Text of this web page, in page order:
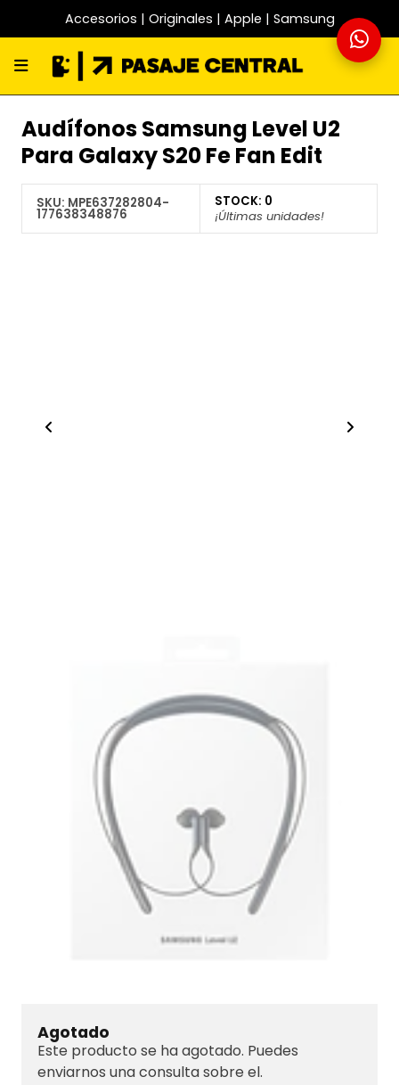
Accesorios | Originales | Apple | Samsung
Audífonos Samsung Level U2
Para Galaxy S20 Fe Fan Edit
SKU: MPE637282804-
177638348876
STOCK: 0
¡Últimas unidades!
Agotado
Este producto se ha agotado. Puedes
enviarnos una consulta sobre el.